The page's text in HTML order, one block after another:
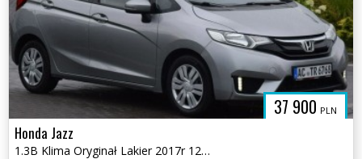
37 900 PLN
Honda Jazz
1.3B Klima Oryginał Lakier 2017r 125 TYS KM Grzane Fotele